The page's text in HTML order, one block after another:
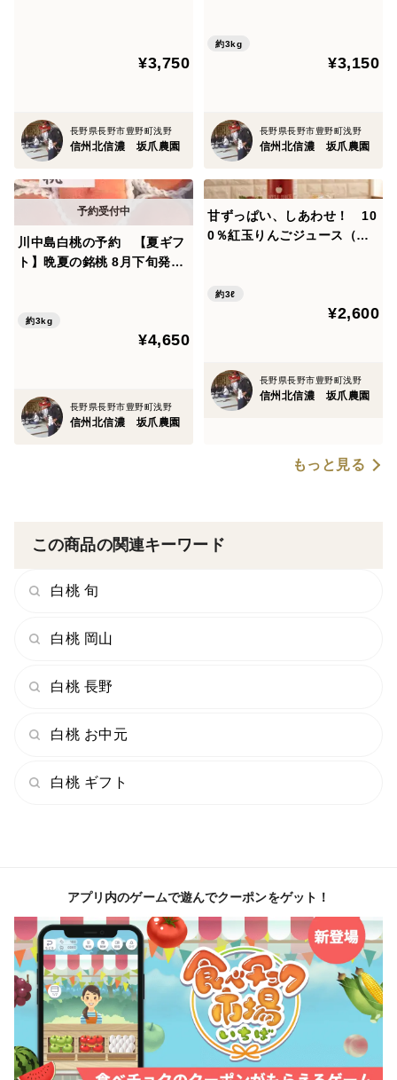
¥3,750
長野県長野市豊野町浅野
信州北信濃 坂爪農園
約3kg
¥3,150
長野県長野市豊野町浅野
信州北信濃 坂爪農園
川中島白桃の予約 【夏ギフ
ト】晩夏の銘桃 8月下旬発
ーズ
約3kg
¥4,650
長野県長野市豊野町浅野
信州北信濃 坂爪農園
甘ずっぱい、しあわせ！ 10
0％紅玉りんごジュース（長
約3ℓ
¥2,600
長野県長野市豊野町浅野
信州北信濃 坂爪農園
もっと見る
この商品の関連キーワード
白桃 旬
白桃 岡山
白桃 長野
白桃 お中元
白桃 ギフト
アプリ内のゲームで遊んでクーポンをゲット！